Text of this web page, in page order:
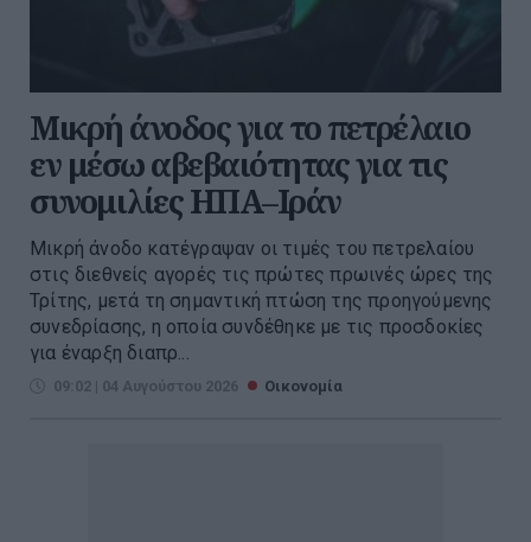
Μικρή άνοδος για το πετρέλαιο
εν μέσω αβεβαιότητας για τις
συνομιλίες ΗΠΑ–Ιράν
Μικρή άνοδο κατέγραψαν οι τιμές του πετρελαίου
στις διεθνείς αγορές τις πρώτες πρωινές ώρες της
Τρίτης, μετά τη σημαντική πτώση της προηγούμενης
συνεδρίασης, η οποία συνδέθηκε με τις προσδοκίες
για έναρξη διαπρ...
09:02 | 04 Αυγούστου 2026 Οικονομία